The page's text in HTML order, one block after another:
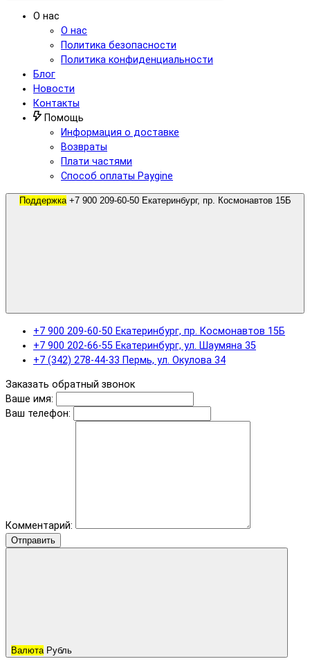
О нас
О нас
Политика безопасности
Политика конфиденциальности
Блог
Новости
Контакты
Помощь
Информация о доставке
Возвраты
Плати частями
Способ оплаты Paygine
Поддержка
+7 900 209-60-50 Екатеринбург, пр. Космонавтов 15Б
+7 900 202-66-55 Екатеринбург, ул. Шаумяна 35
+7 (342) 278-44-33 Пермь, ул. Окулова 34
Заказать обратный звонок
Ваше имя:
Ваш телефон:
Комментарий:
Отправить
Валюта Рубль